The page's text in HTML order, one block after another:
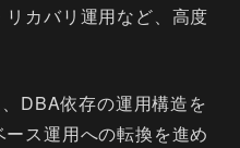
カバリ運用など、高度
DBA依存の運用構造を
ス運用への転換を進め